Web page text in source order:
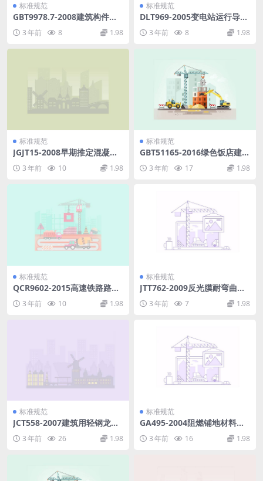
标准规范
GBT9978.7-2008建筑构件耐
火试验方法第7部分：柱的特
殊要求.pdf
3 年前 8 1.98
标准规范
DLT969-2005变电站运行导
3 年前 8 1.98
标准规范
JGJT15-2008早期推定混凝土
3 年前 10 1.98
标准规范
GBT51165-2016绿色饭店建筑
3 年前 17 1.98
标准规范
QCR9602-2015高速铁路路基
3 年前 10 1.98
标准规范
JTT762-2009反光膜耐弯曲性
3 年前 7 1.98
标准规范
JCT558-2007建筑用轻钢龙骨
3 年前 26 1.98
标准规范
GA495-2004阻燃铺地材料性
3 年前 16 1.98